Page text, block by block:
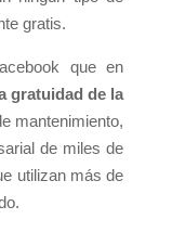
gratis.
que en
gratuidad de la
mantenimiento,
de miles de
utilizan más de